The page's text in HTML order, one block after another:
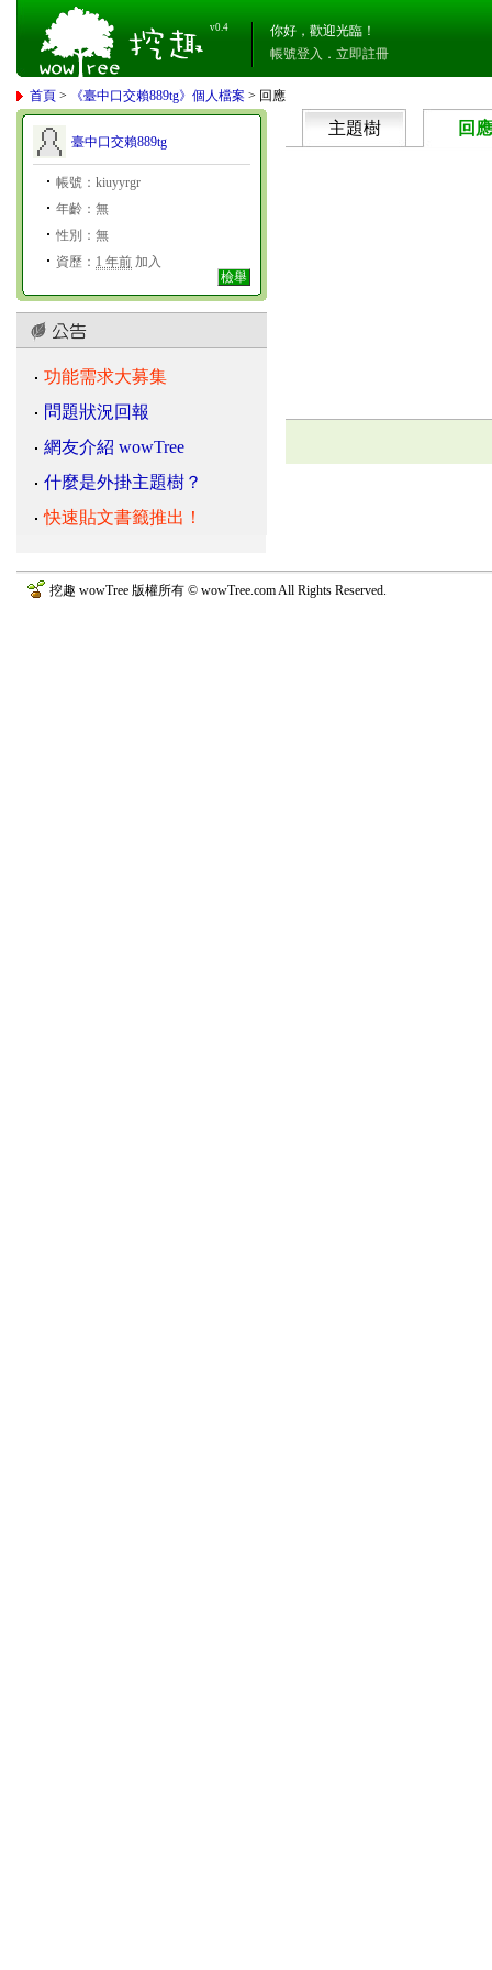
v0.4
你好，歡迎光臨！
帳號登入 ． 立即註冊
首頁 > 《臺中口交賴889tg》個人檔案 > 回應
臺中口交賴889tg
帳號：kiuyyrgr
年齡：無
性別：無
資歷： 1 年前 加入
檢舉
功能需求大募集
問題狀況回報
網友介紹 wowTree
什麼是外掛主題樹？
快速貼文書籤推出！
主題樹 回應
挖趣 wowTree 版權所有 © wowTree.com All Rights Reserved.